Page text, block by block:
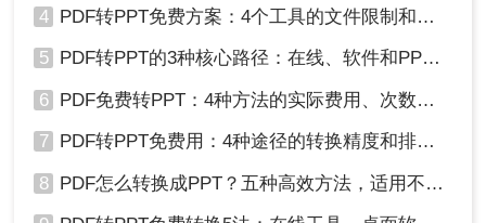
4 PDF转PPT免费方案：4个工具的文件限制和输出质量对比！
5 PDF转PPT的3种核心路径：在线、软件和PPT自带的适用范围！
6 PDF免费转PPT：4种方法的实际费用、次数限制和效果！
7 PDF转PPT免费用：4种途径的转换精度和排版保留能力对比！
8 PDF怎么转换成PPT？五种高效方法，适用不同场景全解析！